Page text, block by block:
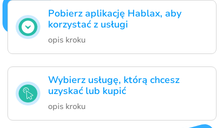
Pobierz aplikację Hablax, aby
korzystać z usługi
opis kroku
Wybierz usługę, którą chcesz
uzyskać lub kupić
opis kroku